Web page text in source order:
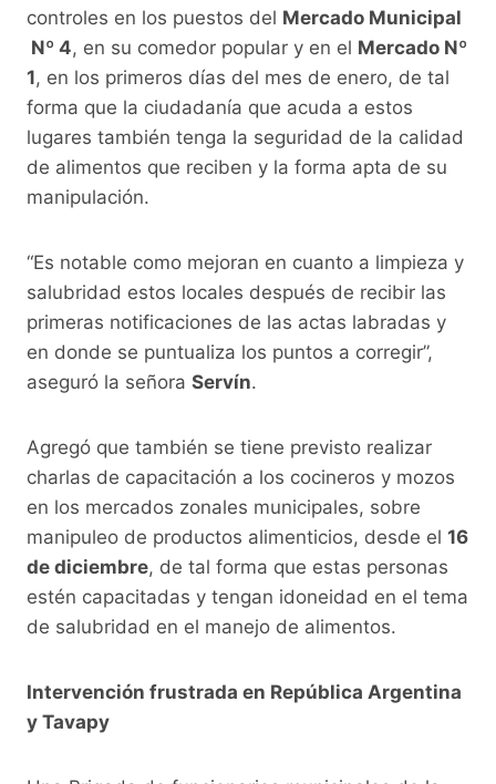
controles en los puestos del Mercado Municipal
Nº 4, en su comedor popular y en el Mercado Nº
1, en los primeros días del mes de enero, de tal
forma que la ciudadanía que acuda a estos
lugares también tenga la seguridad de la calidad
de alimentos que reciben y la forma apta de su
manipulación.
“Es notable como mejoran en cuanto a limpieza y
salubridad estos locales después de recibir las
primeras notificaciones de las actas labradas y
en donde se puntualiza los puntos a corregir”,
aseguró la señora Servín.
Agregó que también se tiene previsto realizar
charlas de capacitación a los cocineros y mozos
en los mercados zonales municipales, sobre
manipuleo de productos alimenticios, desde el 16
de diciembre, de tal forma que estas personas
estén capacitadas y tengan idoneidad en el tema
de salubridad en el manejo de alimentos.
Intervención frustrada en República Argentina
y Tavapy